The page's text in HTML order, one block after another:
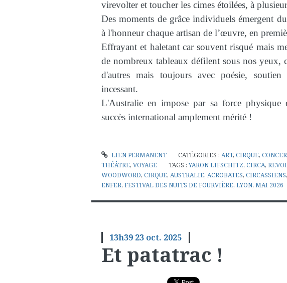
virevolter et toucher les cimes étoilées, à
Des moments de grâce individuels émergent
à l'honneur chaque artisan de l’œuvre, en
Effrayant et haletant car souvent risqué mais
de nombreux tableaux défilent sous nos yeux,
d'autres mais toujours avec poésie,
incessant.
L'Australie en impose par sa force
succès international amplement mérité !
LIEN PERMANENT CATÉGORIES :ART,CIRQUE,
THÉÂTRE, VOYAGE TAGS :YARON LIFSCHITZ, CIRCA,
WOODWORD, CIRQUE, AUSTRALIE, ACROBATES, CIRCASSIENS,
ENFER, FESTIVAL DES NUITS DE FOURVIÈRE, LYON, MAI 2026
13h39 23 oct. 2025
Et patatrac !